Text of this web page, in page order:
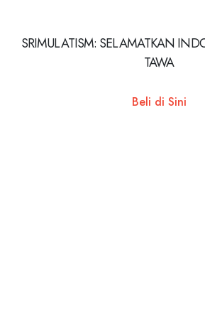
SRIMULATISM: SELAMATKAN
TAWA
Beli di Sini